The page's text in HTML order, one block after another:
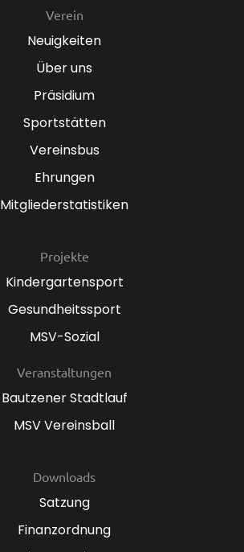
Verein
Neuigkeiten
Über uns
Präsidium
Sportstätten
Vereinsbus
Ehrungen
Mitgliederstatistiken
Projekte
Kindergartensport
Gesundheitssport
MSV-Sozial
Veranstaltungen
Bautzener Stadtlauf
MSV Vereinsball
Downloads
Satzung
Finanzordnung